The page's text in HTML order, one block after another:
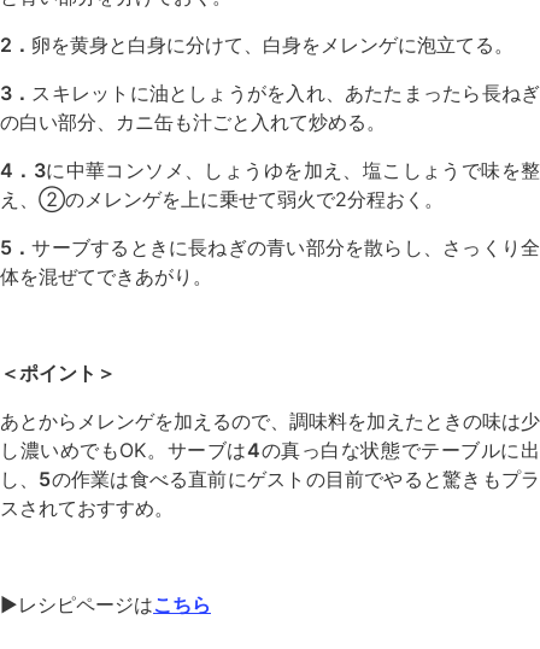
2． 卵を黄身と白身に分けて、白身をメレンゲに泡立てる。
3． スキレットに油としょうがを入れ、あたたまったら長ねぎ
の白い部分、カニ缶も汁ごと入れて炒める。
4．3に中華コンソメ、しょうゆを加え、塩こしょうで味を整
え、②のメレンゲを上に乗せて弱火で2分程おく。
5．サーブするときに長ねぎの青い部分を散らし、さっくり全
体を混ぜてできあがり。
＜ポイント＞
あとからメレンゲを加えるので、調味料を加えたときの味は少
し濃いめでもOK。サーブは4の真っ白な状態でテーブルに出
し、 5の作業は食べる直前にゲストの目前でやると驚きもプラ
スされておすすめ。
▶︎レシピページはこちら